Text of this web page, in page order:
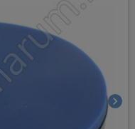
chevron_right